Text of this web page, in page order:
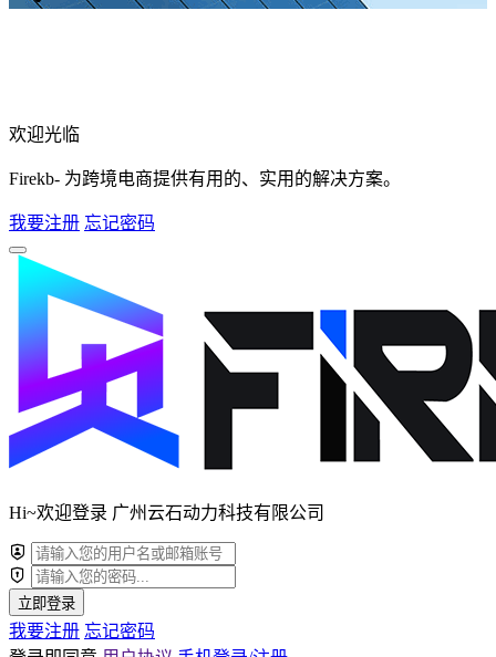
欢迎光临
Firekb- 为跨境电商提供有用的、实用的解决方案。
我要注册 忘记密码
Hi~欢迎登录 广州云石动力科技有限公司
立即登录
我要注册 忘记密码